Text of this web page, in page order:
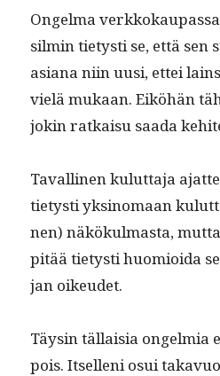
Ongel­ma
silmin tietysti se, että sen
asiana niin uusi, ettei
vielä mukaan. Eiköhän
jokin ratkaisu saa­da
Tavalli­nen kulut­ta­ja
tietysti yksi­no­maan
nen) näkökul­mas­ta,
pitää tietysti huomioi­da
jan oikeudet.
Täysin täl­laisia ongelmia
pois. Itsel­leni osui